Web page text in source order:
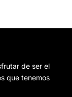
de ser el
que tenemos